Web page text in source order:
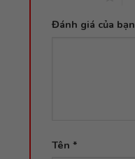
Đánh giá của bạn
Tên *